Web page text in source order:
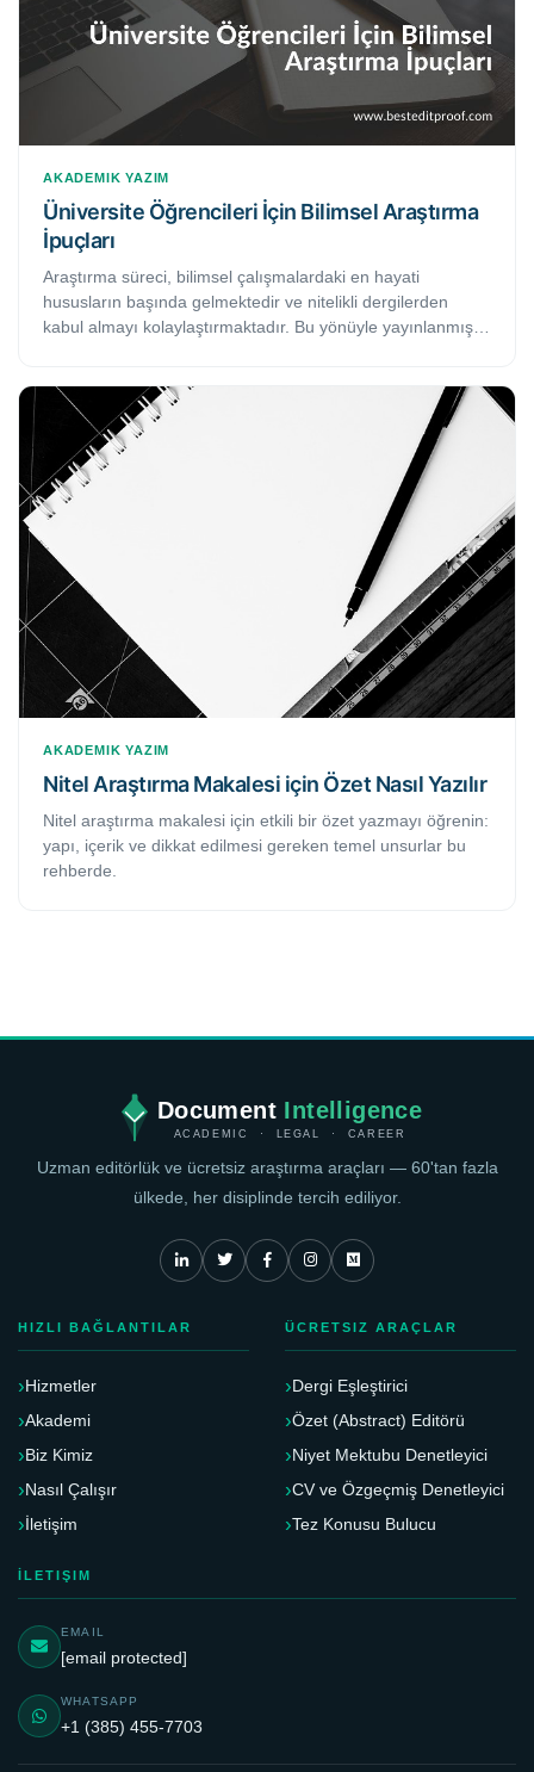
geçeceğinden ve kısa sürede kabul alacağınızdan emin
olabilirsiniz.
AKADEMIK YAZIM
Üniversite Öğrencileri İçin Bilimsel Araştırma
İpuçları
Araştırma süreci, bilimsel çalışmalardaki en hayati
hususların başında gelmektedir ve nitelikli dergilerden
kabul almayı kolaylaştırmaktadır. Bu yönüyle yayınlanmış
yazımızda, bilimsel araştırma becerilerinizi nasıl
geliştirebilmenize ve hatasız bir makale yazmanıza
yardımcı olacak temel ipuçlarını bulacaksınız.
AKADEMIK YAZIM
Nitel Araştırma Makalesi için Özet Nasıl Yazılır
Nitel araştırma makalesi için etkili bir özet yazmayı öğrenin:
yapı, içerik ve dikkat edilmesi gereken temel unsurlar bu
rehberde.
Document Intelligence
ACADEMIC · LEGAL · CAREER
Uzman editörlük ve ücretsiz araştırma araçları — 60'tan fazla
ülkede, her disiplinde tercih ediliyor.
HIZLI BAĞLANTILAR
Hizmetler
Akademi
Biz Kimiz
Nasıl Çalışır
İletişim
ÜCRETSIZ ARAÇLAR
Dergi Eşleştirici
Özet (Abstract) Editörü
Niyet Mektubu Denetleyici
CV ve Özgeçmiş Denetleyici
Tez Konusu Bulucu
İLETIŞIM
EMAIL
[email protected]
WHATSAPP
+1 (385) 455-7703